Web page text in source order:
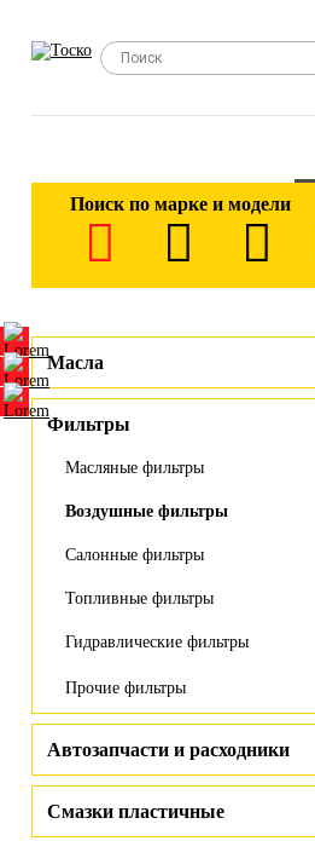
Поиск по марке и модели
Масла
Фильтры
Масляные фильтры
Воздушные фильтры
Салонные фильтры
Топливные фильтры
Гидравлические фильтры
Прочие фильтры
Автозапчасти и расходники
Смазки пластичные